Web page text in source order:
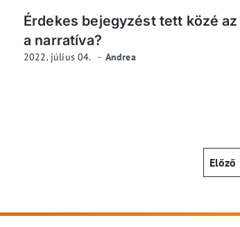
Érdekes bejegyzést tett közé
a narratíva?
2022. július 04. Andrea
Előző